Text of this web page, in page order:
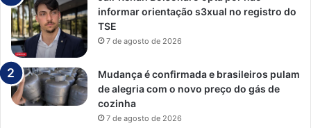
informar orientação s3xual no registro do
TSE
7 de agosto de 2026
Mudança é confirmada e brasileiros pulam
de alegria com o novo preço do gás de
cozinha
7 de agosto de 2026